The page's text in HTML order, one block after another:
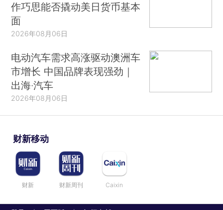
作巧思能否撬动美日货币基本
面
2026年08月06日
电动汽车需求高涨驱动澳洲车
市增长 中国品牌表现强劲｜
出海·汽车
2026年08月06日
财新移动
财新 财新周刊 Caixin